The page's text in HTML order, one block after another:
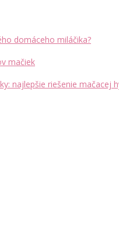
domáceho miláčika?
mačiek
najlepšie riešenie mačacej